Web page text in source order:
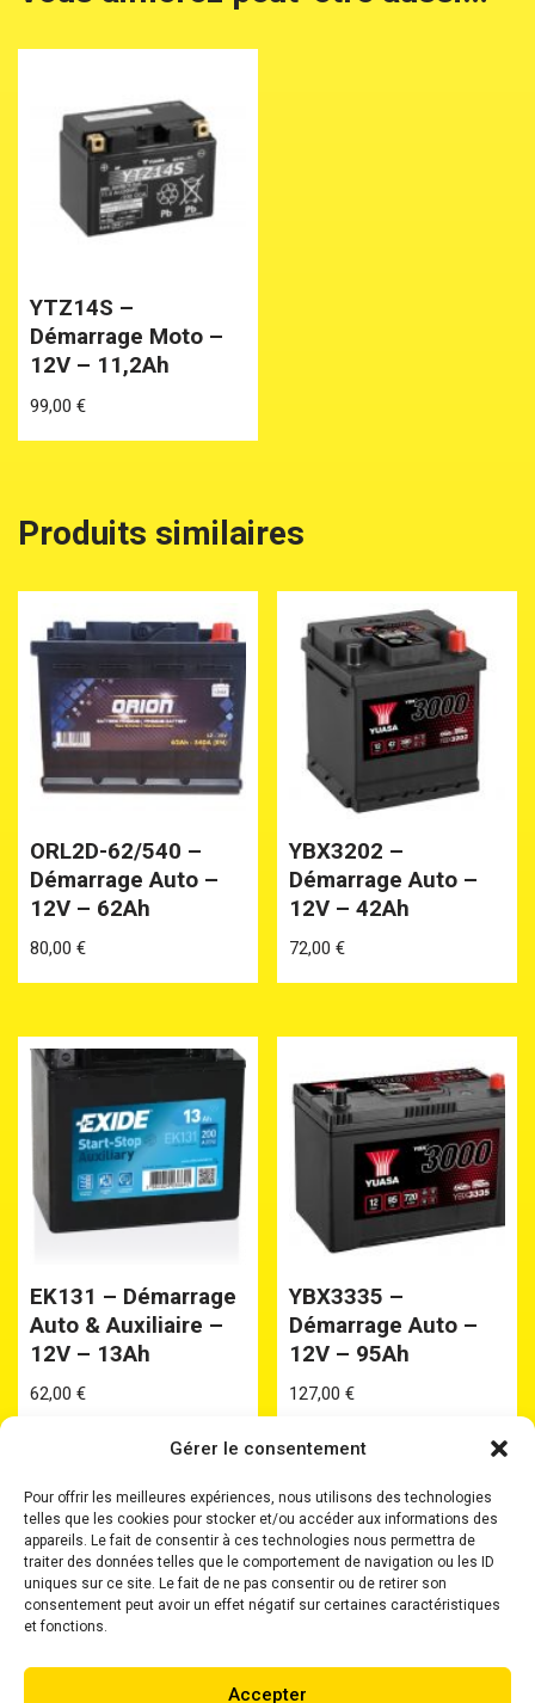
Gérer le consentement
Pour offrir les meilleures expériences, nous utilisons des technologies
telles que les cookies pour stocker et/ou accéder aux informations des
appareils. Le fait de consentir à ces technologies nous permettra de
traiter des données telles que le comportement de navigation ou les ID
uniques sur ce site. Le fait de ne pas consentir ou de retirer son
consentement peut avoir un effet négatif sur certaines caractéristiques
et fonctions.
Accepter
YTZ14S –
Démarrage Moto –
12V – 11,2Ah
99,00 €
Produits similaires
ORL2D-62/540 –
Démarrage Auto –
12V – 62Ah
80,00 €
YBX3202 –
Démarrage Auto –
12V – 42Ah
72,00€
EK131 – Démarrage
Auto & Auxiliaire –
12V – 13Ah
62,00 €
YBX3335 –
Démarrage Auto –
12V – 95Ah
127,00€
Accueil Batteries
Batteries Plomb Etanche
Chargeurs